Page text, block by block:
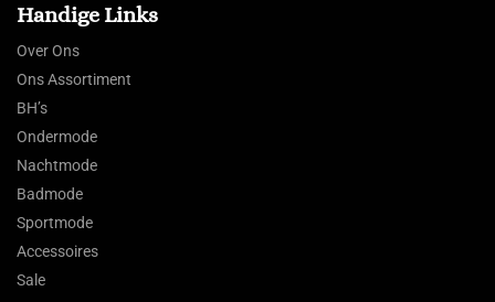
Handige Links
Over Ons
Ons Assortiment
BH’s
Ondermode
Nachtmode
Badmode
Sportmode
Accessoires
Sale